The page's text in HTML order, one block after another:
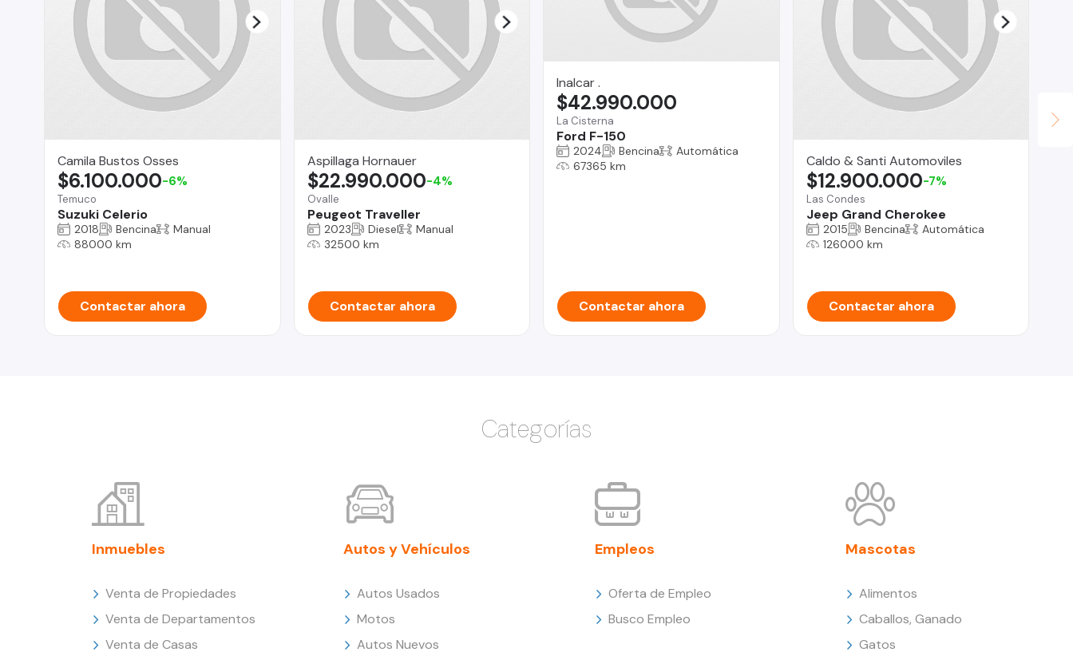
Camila Bustos Osses
Temuco
Suzuki Celerio
$6.100.000-6%
2018 Bencina
Manual
88000 km
Contactar ahora
Aspillaga Hornauer
Ovalle
Peugeot Traveller
$22.990.000-4%
2023 Diesel
Manual
32500 km
Contactar ahora
Inalcar .
La Cisterna
Ford F-150
$42.990.000
2024 Bencina
Automática
67365 km
Contactar ahora
Caldo & Santi Automoviles
Las Condes
Jeep Grand Cherokee
$12.900.000-7%
2015 Bencina
Automática
126000 km
Contactar ahora
Categorías
Inmuebles
Venta de Propiedades
Venta de Departamentos
Venta de Casas
Autos y Vehículos
Autos Usados
Motos
Autos Nuevos
Empleos
Oferta de Empleo
Busco Empleo
Mascotas
Alimentos
Caballos, Ganado
Gatos